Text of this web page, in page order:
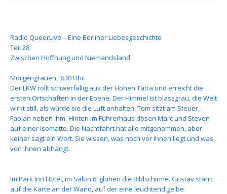
Radio QueerLive – Eine Berliner Liebesgeschichte
Teil 28
Zwischen Hoffnung und Niemandsland
Morgengrauen, 3:30 Uhr.
Der LKW rollt schwerfällig aus der Hohen Tatra und erreicht die
ersten Ortschaften in der Ebene. Der Himmel ist blassgrau, die Welt
wirkt still, als würde sie die Luft anhalten. Tom sitzt am Steuer,
Fabian neben ihm. Hinten im Führerhaus dösen Marc und Steven
auf einer Isomatte. Die Nachtfahrt hat alle mitgenommen, aber
keiner sagt ein Wort. Sie wissen, was noch vor ihnen liegt und was
von ihnen abhängt.
Im Park Inn Hotel, im Salon 6, glühen die Bildschirme. Gustav starrt
auf die Karte an der Wand, auf der eine leuchtend gelbe